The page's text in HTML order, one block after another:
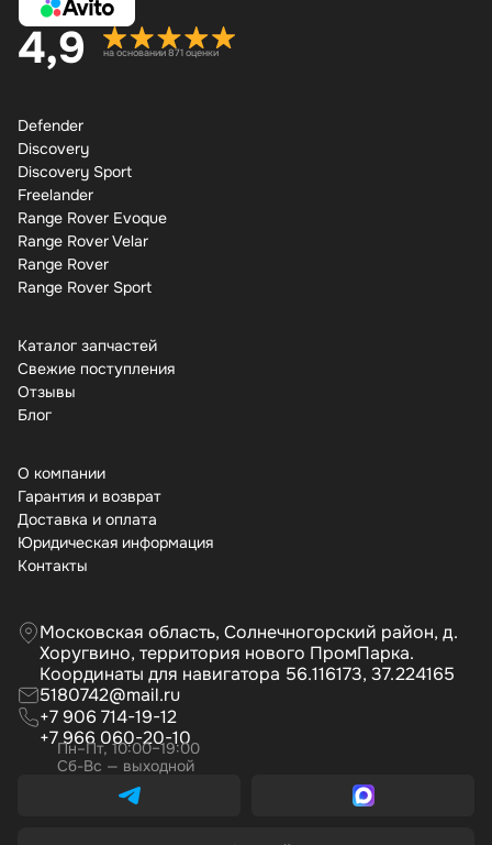
4,9 на основании 871 оценки
Defender
Discovery
Discovery Sport
Freelander
Range Rover Evoque
Range Rover Velar
Range Rover
Range Rover Sport
Каталог запчастей
Свежие поступления
Отзывы
Бло
О компании
Гарантия и возврат
Доставка и оплата
Юридическая информация
Контакты
Московская область, Солнечногорский район, д.
Хоругвино, территория нового ПромПарка.
Координаты для навигатора 56.116173, 37.224165
5180742@mail.ru
+7 906 714-19-12
+7 966 060-20-10
Пн–Пт, 10:00–19:00
Сб-Вс — выходной